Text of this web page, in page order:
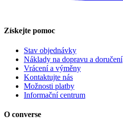
Získejte pomoc
Stav objednávky
Náklady na dopravu a doručení
Vrácení a výměny
Kontaktujte nás
Možnosti platby
Informační centrum
O converse